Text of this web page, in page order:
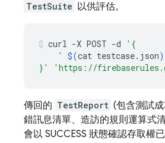
TestSuite 以供評估。
curl -X POST -d
'{
    '
$(cat testcase.json)
}'
'https://
傳回的 TestReport (包含測試
錯訊息清單、造訪的規則運算式
會以 SUCCESS 狀態確認存取權已